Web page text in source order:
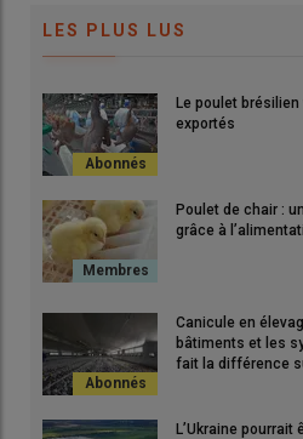
LES PLUS LUS
Le poulet
exportés
Poulet de chair :
grâce à
Canicule en
bâtiments et les
fait la différence
L’Ukraine pourrait